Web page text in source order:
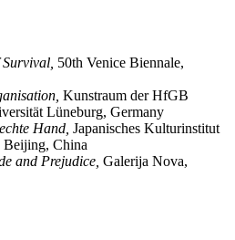
50th Venice Biennale,
Kunstraum der HfGB
Lüneburg, Germany
Hand, Japanisches Kulturinstitut
China
and Prejudice, Galerija Nova,